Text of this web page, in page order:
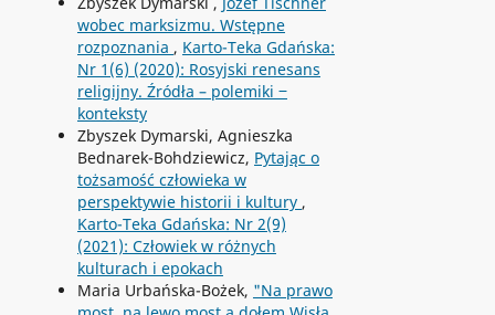
wobec marksizmu. Wstępne
rozpoznania , Karto-Teka Gdańska:
Nr 1(6) (2020): Rosyjski renesans
religijny. Źródła – polemiki ‒
konteksty
Zbyszek Dymarski, Agnieszka
Bednarek-Bohdziewicz, Pytając o
tożsamość człowieka w
perspektywie historii i kultury ,
Karto-Teka Gdańska: Nr 2(9)
(2021): Człowiek w różnych
kulturach i epokach
Maria Urbańska-Bożek, "Na prawo